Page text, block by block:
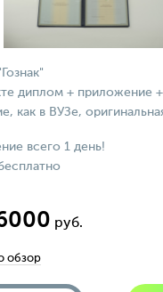
диплом + приложение
как в ВУЗе,
всего 1 день!
руб.
обзор